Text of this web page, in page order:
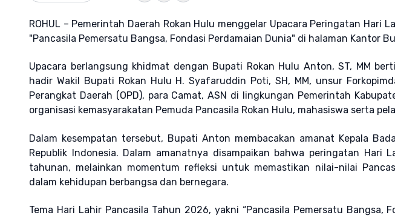
ROHUL – Pemerintah Daerah Rokan Hulu menggelar Upacara Peringatan Hari
"Pancasila Pemersatu Bangsa, Fondasi Perdamaian Dunia" di halaman Kantor
Upacara berlangsung khidmat dengan Bupati Rokan Hulu Anton, ST, MM
hadir Wakil Bupati Rokan Hulu H. Syafaruddin Poti, SH, MM, unsur
Perangkat Daerah (OPD), para Camat, ASN di lingkungan Pemerintah
organisasi kemasyarakatan Pemuda Pancasila Rokan Hulu, mahasiswa serta
Dalam kesempatan tersebut, Bupati Anton membacakan amanat Kepala
Republik Indonesia. Dalam amanatnya disampaikan bahwa peringatan Hari
tahunan, melainkan momentum refleksi untuk memastikan nilai-nilai
dalam kehidupan berbangsa dan bernegara.
Tema Hari Lahir Pancasila Tahun 2026, yakni “Pancasila Pemersatu Bangsa,